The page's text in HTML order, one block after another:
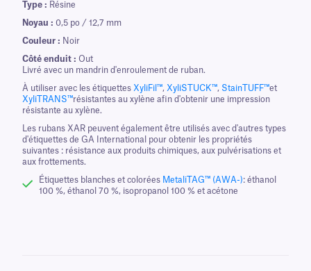
Type : Résine
Noyau : 0,5 po / 12,7 mm
Couleur : Noir
Côté enduit : Out
Livré avec un mandrin d'enroulement de ruban.
À utiliser avec les étiquettes XyliFil™, XyliSTUCK™, StainTUFF™et
XyliTRANS™résistantes au xylène afin d'obtenir une impression
résistante au xylène.
Les rubans XAR peuvent également être utilisés avec d'autres types
d'étiquettes de GA International pour obtenir les propriétés
suivantes : résistance aux produits chimiques, aux pulvérisations et
aux frottements.
Étiquettes blanches et colorées MetaliTAG™ (AWA-): éthanol
100 %, éthanol 70 %, isopropanol 100 % et acétone